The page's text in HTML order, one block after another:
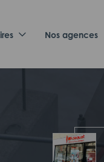
Nos agences